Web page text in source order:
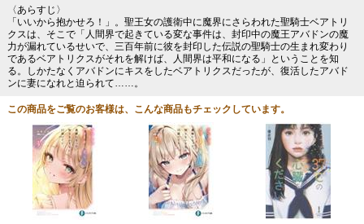
〈あらすじ〉
「いいから抱かせろ！」。聖王女の護衛中に魔界にさらわれた聖騎士ベアトリ
クスは、そこで「人間界で起きている変な事件は、封印中の魔王アバドンの魔
力が漏れているせいで、三百年前に彼を封印した伝説の聖騎士の生まれ変わり
であるベアトリクスがそれを解けば、人間界は平和になる」ということを知
る。しかたなくアバドンにキスをしたベアトリクスだったが、復活したアバド
ンに妻になれと迫られて……。
この商品をご覧のお客様は、こんな商品もチェックしています。